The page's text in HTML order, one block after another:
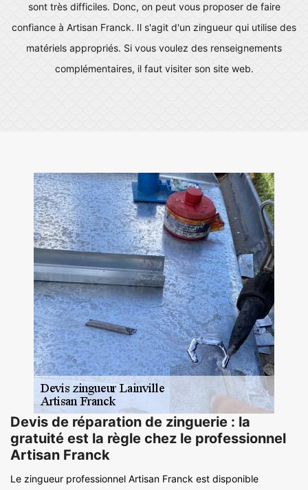
sont très difficiles. Donc, on peut vous proposer de faire
confiance à Artisan Franck. Il s'agit d'un zingueur qui utilise des
matériels appropriés. Si vous voulez des renseignements
complémentaires, il faut visiter son site web.
Devis de réparation de zinguerie : la
gratuité est la règle chez le professionnel
Artisan Franck
Le zingueur professionnel Artisan Franck est disponible